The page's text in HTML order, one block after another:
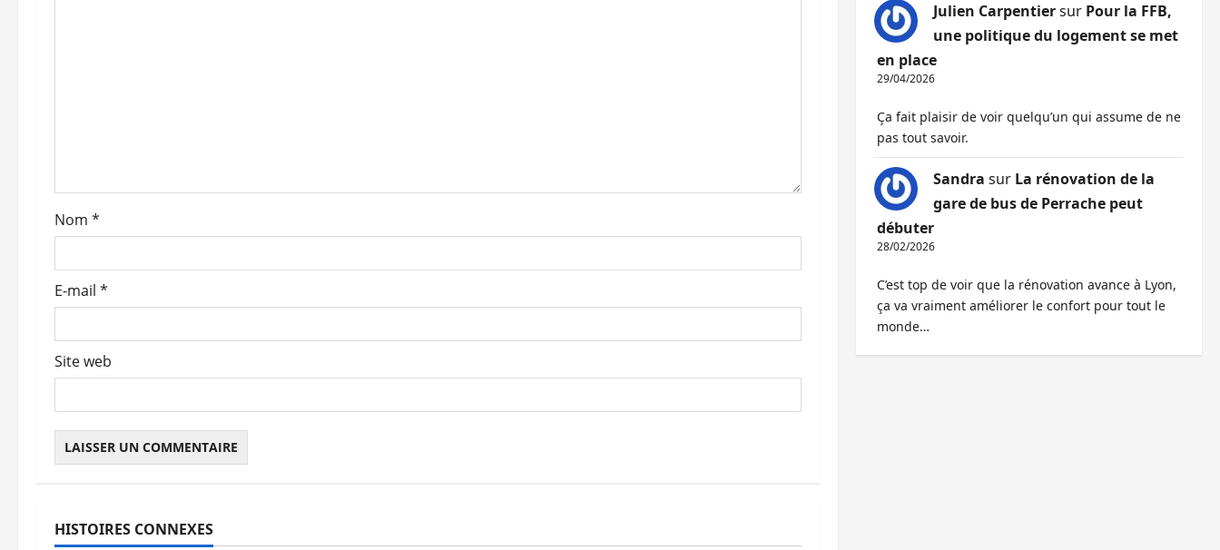
a
r
t
i
c
l
e
Nom *
E-mail *
Site web
HISTOIRES CONNEXES
Abonnés
Financement
Julien Carpentiersur Pour la FFB,
une politique du logement se met
en place
29/04/2026
Ça fait plaisir de voir quelqu’un qui assume de ne
pas tout savoir.
Sandra sur La rénovation de la
gare de bus de Perrache peut
débuter
28/02/2026
C’est top de voir que la rénovation avance à Lyon,
ça va vraiment améliorer le confort pour tout le
monde…